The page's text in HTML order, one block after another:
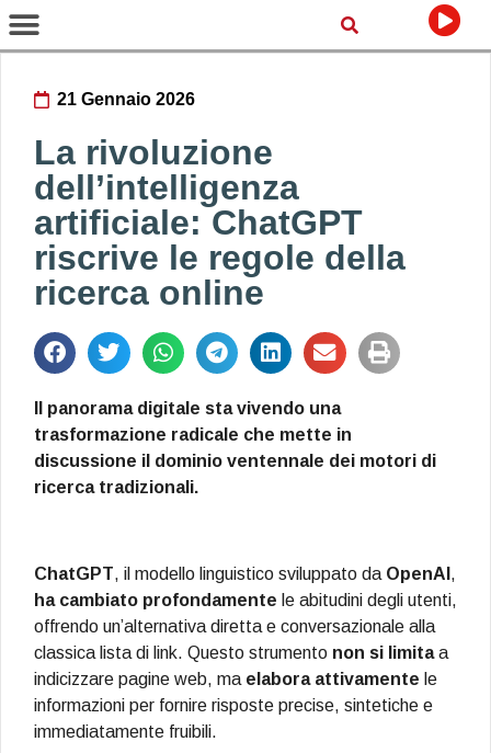
21 Gennaio 2026
La rivoluzione
dell’intelligenza
artificiale: ChatGPT
riscrive le regole della
ricerca online
Il panorama digitale sta vivendo una
trasformazione radicale che mette in
discussione il dominio ventennale dei motori di
ricerca tradizionali.
ChatGPT, il modello linguistico sviluppato da OpenAI ,
ha cambiato profondamente le abitudini degli utenti,
offrendo un’alternativa diretta e conversazionale alla
classica lista di link. Questo strumento non si limitaa
indicizzare pagine web, ma elabora attivamente le
informazioni per fornire risposte precise, sintetiche e
immediatamente fruibili.